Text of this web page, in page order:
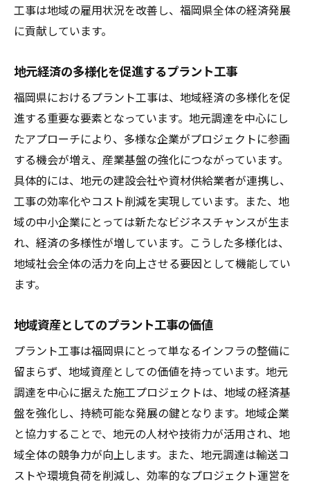
工事は地域の雇用状況を改善し、福岡県全体の経済発展
に貢献しています。
地元経済の多様化を促進するプラント工事
福岡県におけるプラント工事は、地域経済の多様化を促
進する重要な要素となっています。地元調達を中心にし
たアプローチにより、多様な企業がプロジェクトに参画
する機会が増え、産業基盤の強化につながっています。
具体的には、地元の建設会社や資材供給業者が連携し、
工事の効率化やコスト削減を実現しています。また、地
域の中小企業にとっては新たなビジネスチャンスが生ま
れ、経済の多様性が増しています。こうした多様化は、
地域社会全体の活力を向上させる要因として機能してい
ます。
地域資産としてのプラント工事の価値
プラント工事は福岡県にとって単なるインフラの整備に
留まらず、地域資産としての価値を持っています。地元
調達を中心に据えた施工プロジェクトは、地域の経済基
盤を強化し、持続可能な発展の鍵となります。地域企業
と協力することで、地元の人材や技術力が活用され、地
域全体の競争力が向上します。また、地元調達は輸送コ
ストや環境負荷を削減し、効率的なプロジェクト運営を